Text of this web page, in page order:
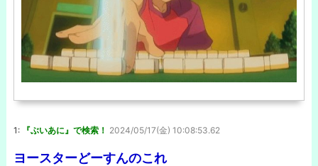
1: 『ぶいあに』で検索！ 2024/05/17(金) 10:08:53.62
ヨースターどーすんのこれ